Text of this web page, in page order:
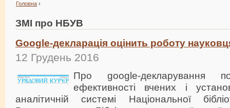
Головна ›
ЗМІ про НБУВ
Google-декларація оцінить роботу
12 Грудень 2016
Про google-декларування
ефективності вчених і
аналітичній системі Національної